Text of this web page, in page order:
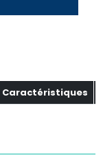
Caractéristiques